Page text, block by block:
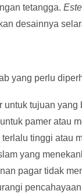
tetangga.
desainnya
yang perlu
untuk tujuan
pamer atau
tinggi atau
yang
pagar tidak